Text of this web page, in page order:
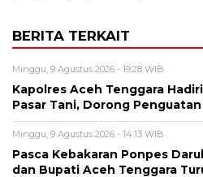
BERITA TERKAIT
Minggu, 9 Agustus 2026 - 19:28 WIB
Kapolres Aceh Tenggara
Pasar Tani, Dorong
Minggu, 9 Agustus 2026 - 14:13 WIB
Pasca Kebakaran Ponpes
dan Bupati Aceh Tenggara